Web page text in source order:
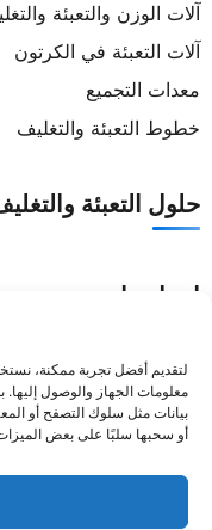
لتقديم أفضل تجربة ممكنة،
معلومات الجهاز والوصول
بيانات مثل سلوك التصفح أو
أو سحبها سلبًا على بعض
آلات الوزن والتعبئة
آلات التعبئة في الكرتون
معدات التجميع
خطوط التعبئة والتغليف
حلول التعبئة
اتصل بنا
الهاتف:
البريد الإلكتروني:
أوقات العمل: من الإثنين إلى